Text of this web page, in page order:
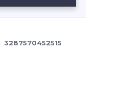
3287570452515